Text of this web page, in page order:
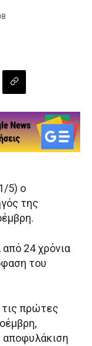
5) ο
της
24 χρόνια
του
πρώτες
αποφυλάκιση